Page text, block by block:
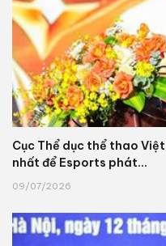
Cục Thể dục thể thao
nhất để Esports phát...
09/07/2026